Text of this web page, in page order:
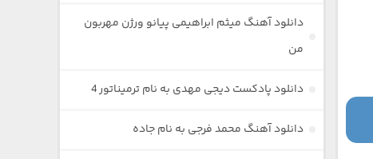
دانلود آهنگ میثم ابراهیمی پیانو ورژن مهربون
من
دانلود پادکست دیجی مهدی به نام ترمیناتور 4
دانلود آهنگ محمد فرجی به نام جاده